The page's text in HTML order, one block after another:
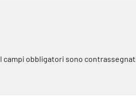
I campi obbligatori sono